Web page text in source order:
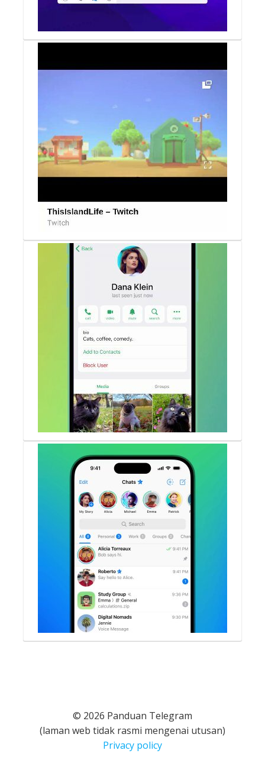
© 2026 Panduan Telegram
(laman web tidak rasmi mengenai utusan)
Privacy policy